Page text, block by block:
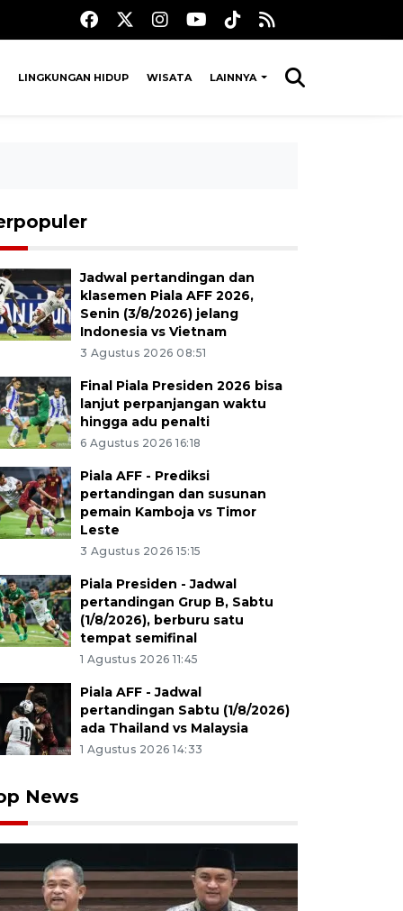
LINGKUNGAN HIDUP WISATA LAINNYA
Jadwal pertandingan dan
klasemen Piala AFF 2026,
Senin (3/8/2026) jelang
Indonesia vs Vietnam
3 Agustus 2026 08:51
Final Piala Presiden 2026 bisa
lanjut perpanjangan waktu
hingga adu penalti
6 Agustus 2026 16:18
Piala AFF - Prediksi
pertandingan dan susunan
pemain Kamboja vs Timor
Leste
3 Agustus 2026 15:15
Piala Presiden - Jadwal
pertandingan Grup B, Sabtu
(1/8/2026), berburu satu
tempat semifinal
1 Agustus 2026 11:45
Piala AFF - Jadwal
pertandingan Sabtu (1/8/2026)
ada Thailand vs Malaysia
1 Agustus 2026 14:33
News